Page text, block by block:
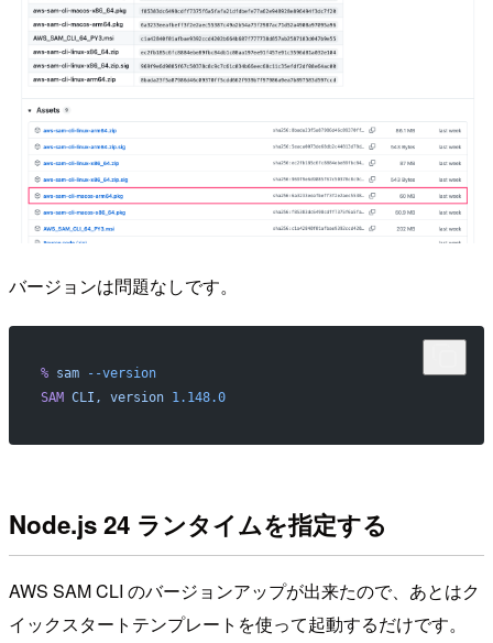
バージョンは問題なしです。
% sam --version
SAM CLI, version 1.148.0
Node.js 24 ランタイムを指定する
AWS SAM CLI のバージョンアップが出来たので、あとはク
イックスタートテンプレートを使って起動するだけです。